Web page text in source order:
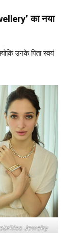
का नया
उनके पिता स्वयं
Jewelry